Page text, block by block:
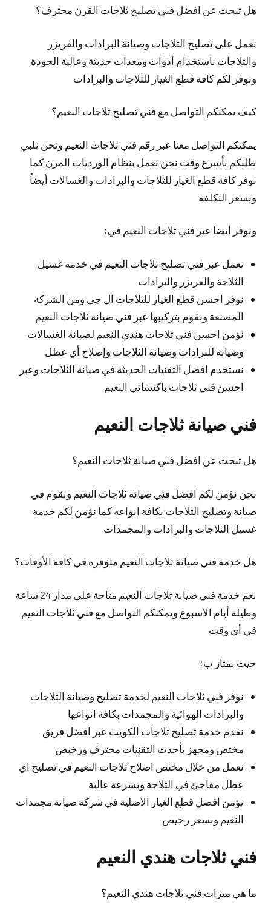
هل تبحث عن افضل فني تصليح ثلاجات القرن محترف؟
نعمل على تصليح الثلاجات وصيانة البرادات والفريزر
والثلاجات باستخدام أدوات ومعدات حديثة وعالية الجودة
ونوفر لكم كافة قطع الغيار للثلاجات والبرادات
كيف يمكنكم التواصل مع فني تصليح ثلاجات النعيم؟
يمكنكم التواصل معنا عبر رقم فني ثلاجات النعيم ونحن نلبي
طلبكم بأسرع وقت نحن نعمل بنظام الورديات المرن كما
نوفر كافة قطع الغيار للثلاجات والبرادات والغسالات أيضاً
وبسعر التكلفة
ونوفر أيضا عبر فني ثلاجات النعيم في:
نعمل عبر فني تصليح ثلاجات النعيم في خدمة غسيل
الثلاجة والفريزر والبرادات
نوفر احسن قطع الغيار للثلاجات ال جي ومن الشركة
المصنعة ونقوم بتركيبها عبر فني صيانة ثلاجات النعيم
نؤمن احسن فني ثلاجات هندي النعيم لصيانة الغسالات
وصيانة للبرادات وصيانة الثلاجات وإصلاح أي عطل
نستخدم افضل التقنيات الحديثة في صيانة الثلاجات وعبر
احسن فني ثلاجات باكستاني النعيم
فني صيانة ثلاجات النعيم
هل تبحث عن افضل فني صيانة ثلاجات النعيم؟
نحن نؤمن لكم افضل فني صيانة ثلاجات النعيم ونقوم في
صيانة وتصليح الثلاجات بكافة انواعه كما نؤمن لكم خدمة
غسيل الثلاجات والبرادات والمجمدات
هل خدمة فني صيانة ثلاجات النعيم متوفرة في كافة الأوقات؟
نعم خدمة فني صيانة ثلاجات النعيم متاحة على مدار 24 ساعة
وطيلة أيام الأسبوع ويمكنكم التواصل مع فني ثلاجات النعيم
في أي وقت
حيث نمتاز ب:
نوفر فني ثلاجات النعيم لخدمة تصليح وصيانة الثلاجات
والبرادات الهوائية والمجمدات بكافة انواعها
نقدم خدمة تصليح ثلاجات الكويت عبر افضل فريق
مختص ومجهز بأحدث التقنيات محترف ورخيص
نعمل من خلال مختص اصلاح ثلاجات النعيم في تصليح اي
عطل مفاجئ في الثلاجة وبسرعة عالية
نؤمن افضل قطع الغيار الاصلية في شركة صيانة مجمدات
النعيم وبسعر رخيص
فني ثلاجات هندي النعيم
ما هي ميزات فني ثلاجات هندي النعيم؟